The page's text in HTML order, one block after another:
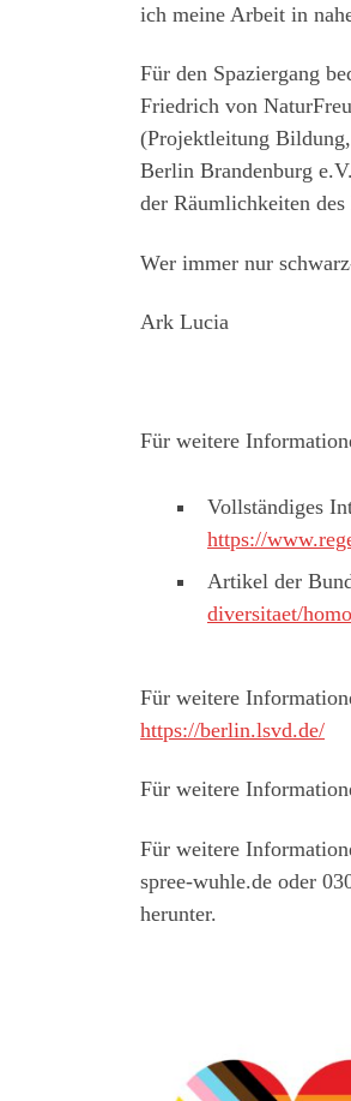
ich meine Arbeit in
Für den Spaziergang
Friedrich von
(Projektleitung
Berlin Brandenburg
der Räumlichkeiten
Wer immer nur
Ark Lucia
Für weitere
Vollständiges
https://
Artikel der
diversitaet/
Für weitere
https://berlin.lsvd.de/
Für weitere
Für weitere
spree-wuhle.de oder
herunter.